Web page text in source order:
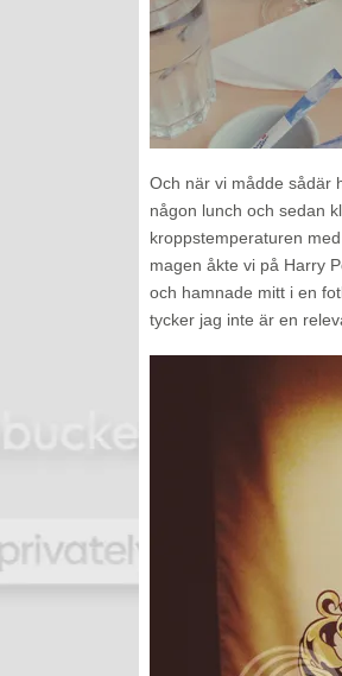
Och när vi mådde sådär
någon lunch och sedan
kroppstemperaturen
magen åkte vi på Harry
och hamnade mitt i en
tycker jag inte är en